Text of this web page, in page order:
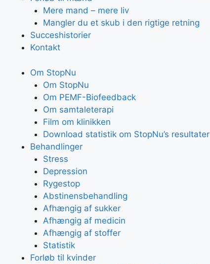
Mere mand – mere liv
Mangler du et skub i den rigtige retning
Succeshistorier
Kontakt
Om StopNu
Om StopNu
Om PEMF-Biofeedback
Om samtaleterapi
Film om klinikken
Download statistik om StopNu’s resultater
Behandlinger
Stress
Depression
Rygestop
Abstinensbehandling
Afhængig af sukker
Afhængig af medicin
Afhængig af stoffer
Statistik
Forløb til kvinder